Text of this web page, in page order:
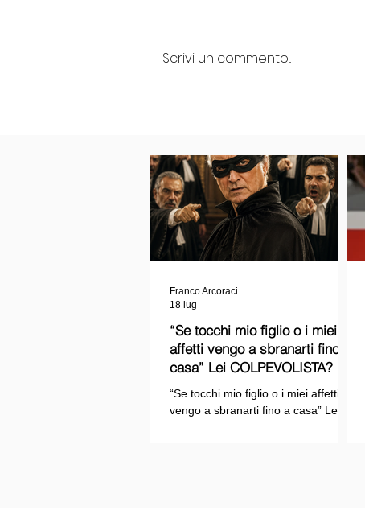
Scrivi un commento...
“Se tocchi mio figlio o i miei
affetti vengo a sbranarti fino a
casa” Lei COLPEVOLISTA? Ma
mi faccia il piacere...
“Se tocchi mio figlio o i miei affetti
vengo a sbranarti fino a casa” Lei
Franco Arcoraci
18 lug